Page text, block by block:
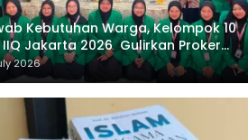
Kebutuhan Warga, Kelompok 10
IIQ Jakarta 2026 Gulirkan Proker
Al-Qur’an di Sukamanah
2026